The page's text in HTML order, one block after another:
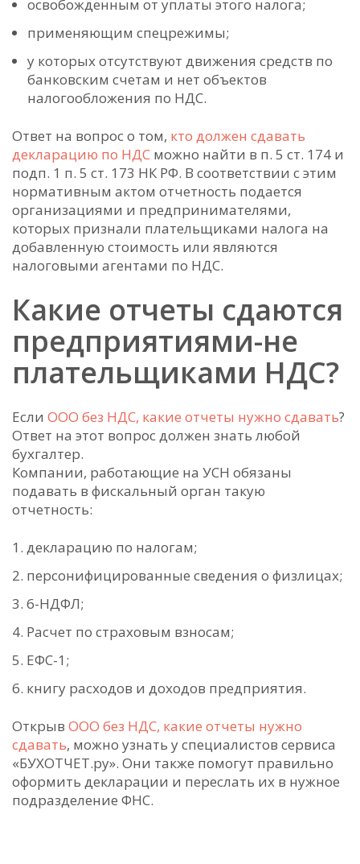
освобожденным от уплаты этого налога;
применяющим спецрежимы;
у которых отсутствуют движения средств по
банковским счетам и нет объектов
налогообложения по НДС.
Ответ на вопрос о том, кто должен сдавать
декларацию по НДС можно найти в п. 5 ст. 174 и
подп. 1 п. 5 ст. 173 НК РФ. В соответствии с этим
нормативным актом отчетность подается
организациями и предпринимателями,
которых признали плательщиками налога на
добавленную стоимость или являются
налоговыми агентами по НДС.
Какие отчеты сдаются
предприятиями-не
плательщиками НДС?
Если ООО без НДС, какие отчеты нужно сдавать?
Ответ на этот вопрос должен знать любой
бухгалтер.
Компании, работающие на УСН обязаны
подавать в фискальный орган такую
отчетность:
декларацию по налогам;
персонифицированные сведения о физлицах;
6-НДФЛ;
Расчет по страховым взносам;
ЕФС-1;
книгу расходов и доходов предприятия.
Открыв ООО без НДС, какие отчеты нужно
сдавать, можно узнать у специалистов сервиса
«БУХОТЧЕТ.ру». Они также помогут правильно
оформить декларации и переслать их в нужное
подразделение ФНС.